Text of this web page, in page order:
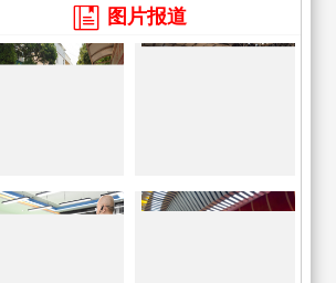
 图片报道